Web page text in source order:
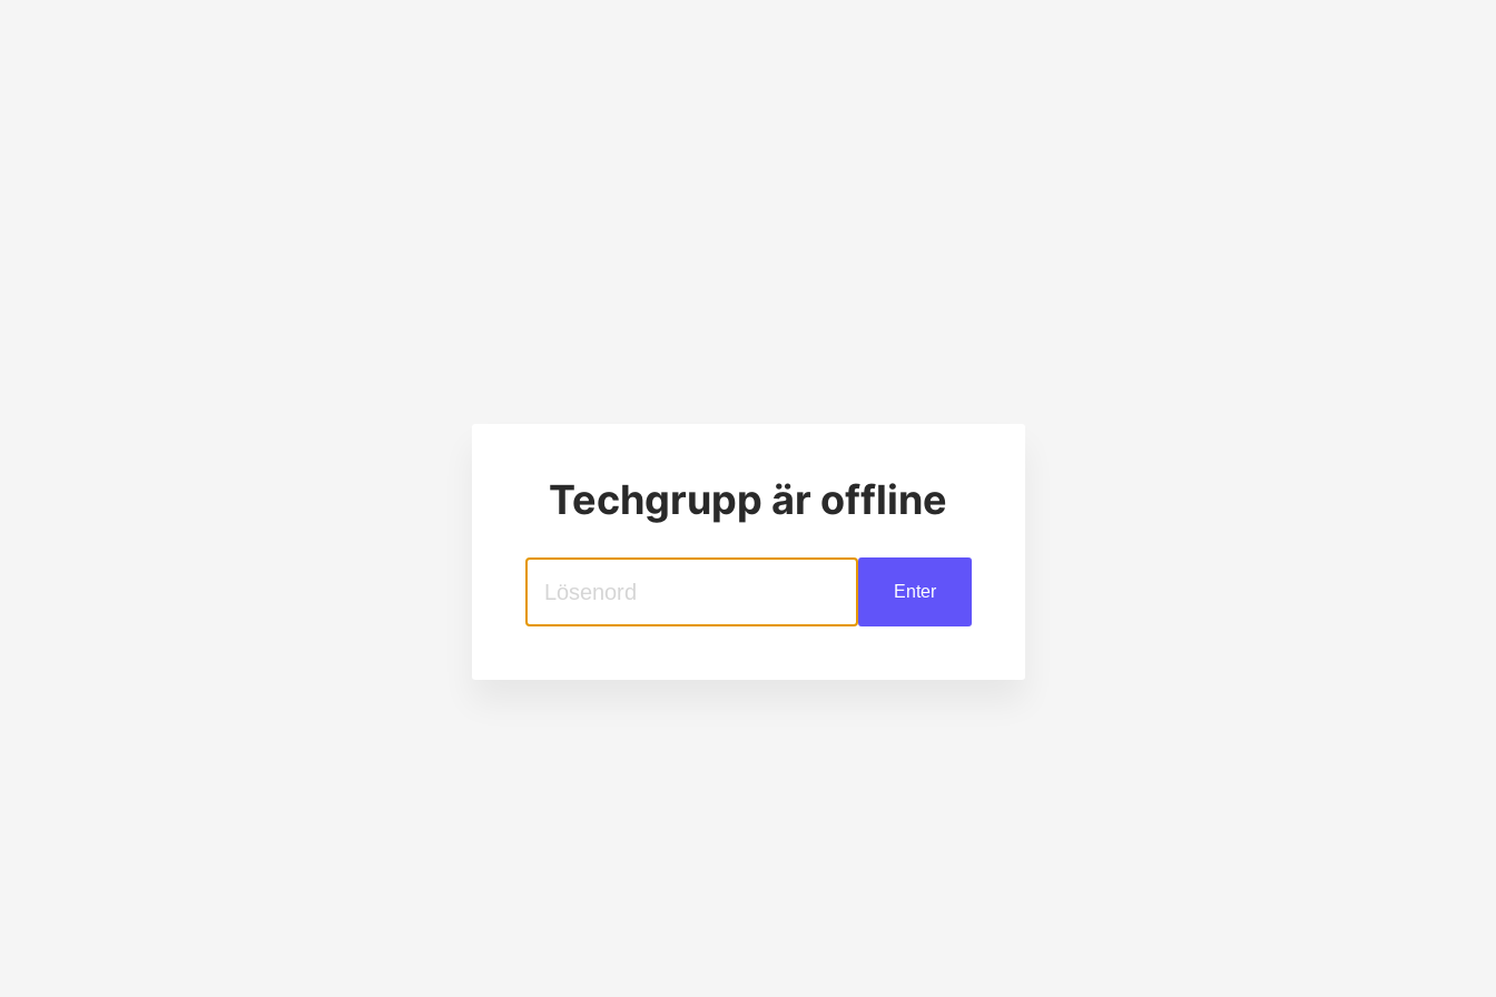
Techgrupp är offline
Enter